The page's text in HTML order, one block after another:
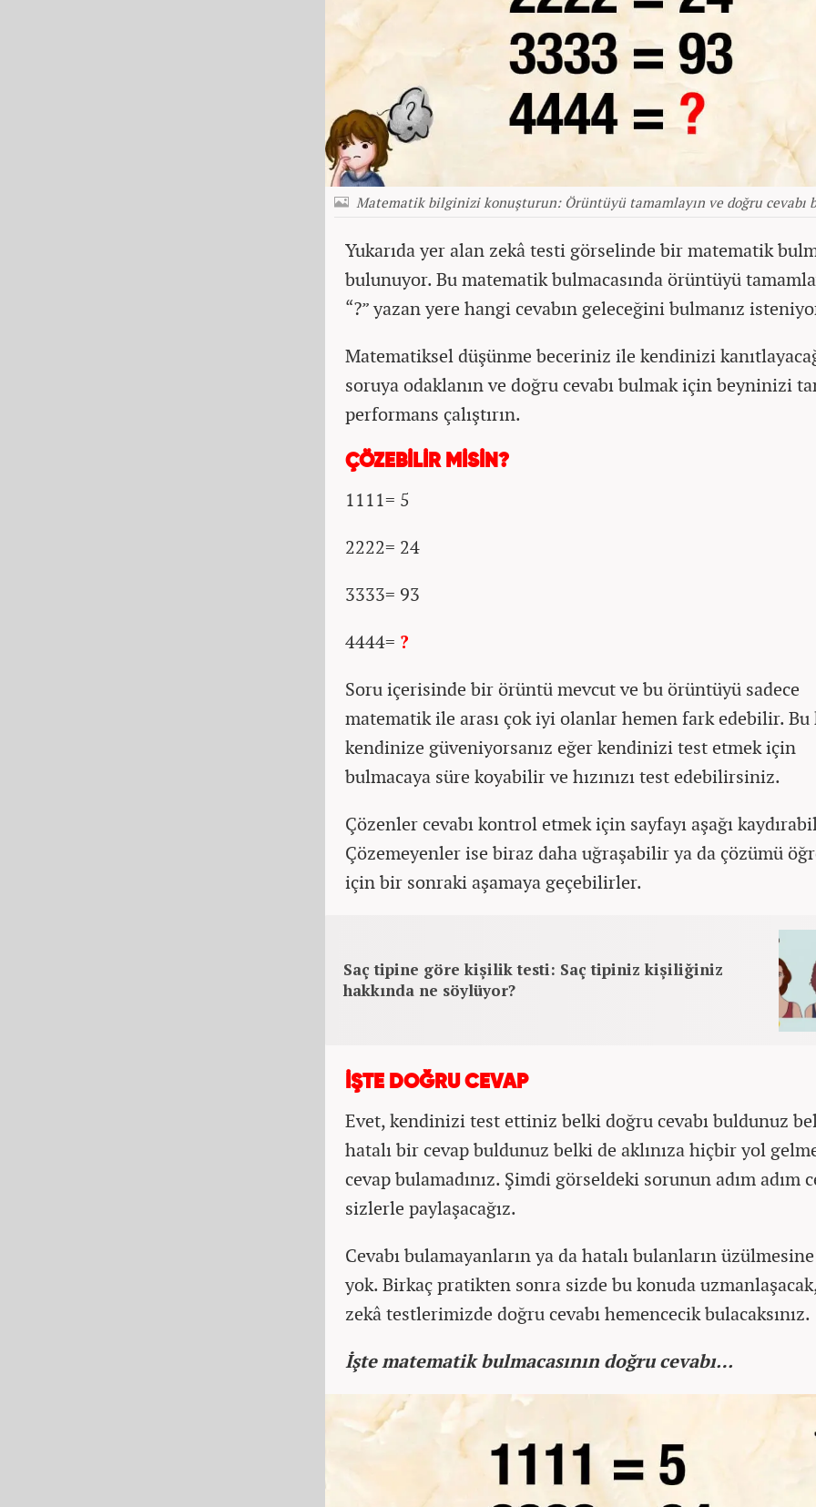
Matematik bilginizi konuşturun: Örüntüyü tamamlayın ve doğru cevabı
Yukarıda yer alan zekâ testi görselinde bir matematik
bulunuyor. Bu matematik bulmacasında örüntüyü
“?” yazan yere hangi cevabın geleceğini bulmanız
Matematiksel düşünme beceriniz ile kendinizi
soruya odaklanın ve doğru cevabı bulmak için beyninizi
performans çalıştırın.
ÇÖZEBİLİR MİSİN?
1111= 5
2222= 24
3333= 93
4444= ?
Soru içerisinde bir örüntü mevcut ve bu örüntüyü sadece
matematik ile arası çok iyi olanlar hemen fark edebilir. Bu
kendinize güveniyorsanız eğer kendinizi test etmek için
bulmacaya süre koyabilir ve hızınızı test edebilirsiniz.
Çözenler cevabı kontrol etmek için sayfayı aşağı
Çözemeyenler ise biraz daha uğraşabilir ya da çözümü
için bir sonraki aşamaya geçebilirler.
Saç tipine göre kişilik testi: Saç tipiniz kişiliğiniz
hakkında ne söylüyor?
İŞTE DOĞRU CEVAP
Evet, kendinizi test ettiniz belki doğru cevabı buldunuz
hatalı bir cevap buldunuz belki de aklınıza hiçbir yol
cevap bulamadınız. Şimdi görseldeki sorunun adım adım
sizlerle paylaşacağız.
Cevabı bulamayanların ya da hatalı bulanların
yok. Birkaç pratikten sonra sizde bu konuda
zekâ testlerimizde doğru cevabı hemencecik bulacaksınız.
İşte matematik bulmacasının doğru cevabı…